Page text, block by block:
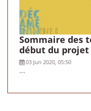
Sommaire des
début du projet
03 Jun 2020, 05:50
...